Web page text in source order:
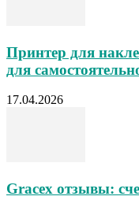
Принтер для
для
17.04.2026
Gracex отзывы: